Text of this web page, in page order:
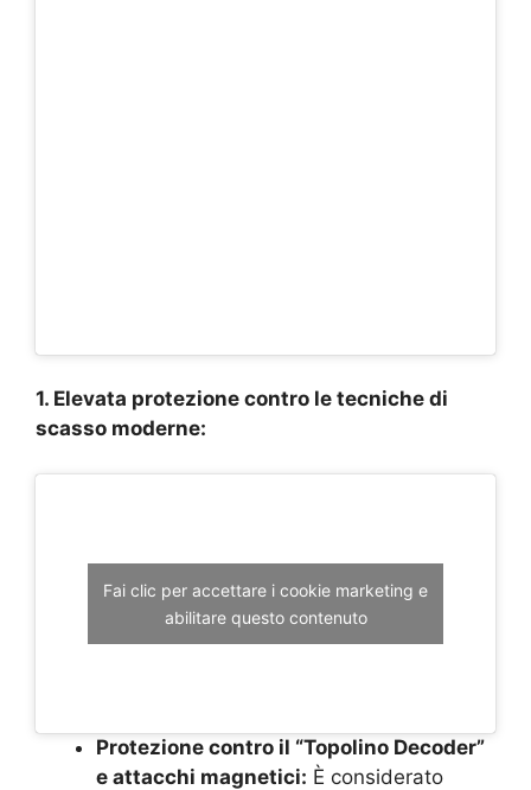
1. Elevata protezione contro le tecniche di
scasso moderne:
Fai clic per accettare i cookie marketing e
abilitare questo contenuto
Protezione contro il “Topolino Decoder”
e attacchi magnetici: È considerato